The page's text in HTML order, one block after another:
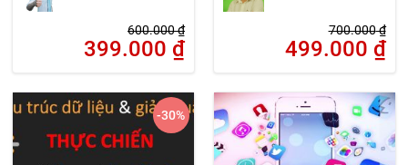
600.000₫
399.000 ₫
700.000₫
499.000 ₫
-30%